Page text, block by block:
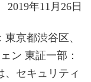
2019年11月26日
京都渋谷区、
ン 東証一部：
、セキュリティ